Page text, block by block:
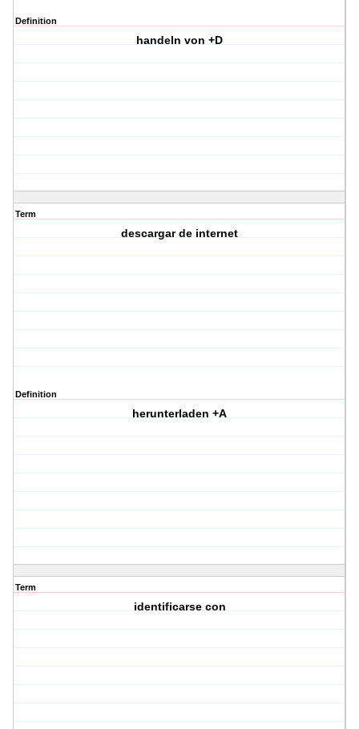
Definition
handeln von +D
Term
descargar de internet
Definition
herunterladen +A
Term
identificarse con